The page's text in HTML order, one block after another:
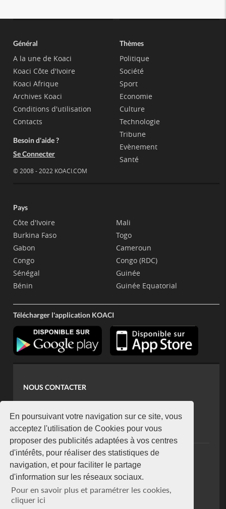
En poursuivant votre navigation sur ce site, vous
acceptez l'utilisation de Cookies pour vous
proposer des publicités adaptées à vos centres
d'intérêts, pour réaliser des statistiques de
navigation, et pour faciliter le partage
d'information sur les réseaux sociaux.
Pour en savoir plus et paramétrer les cookies,
cliquer ici
Général
A la une de Koaci
Koaci Côte d'Ivoire
Koaci Afrique
Archives Koaci
Conditions d'utilisation
Contacts
Besoin d'aide ?
Se Connecter
© 2008 - 2022 KOACI.COM
Thèmes
Politique
Société
Sport
Economie
Culture
Technologie
Tribune
Evènement
Santé
Pays
Côte d'Ivoire
Burkina Faso
Gabon
Congo
Sénégal
Bénin
Mali
Togo
Cameroun
Congo (RDC)
Guinée
Guinée Equatorial
Télécharger l'application KOACI
NOUS CONTACTER
koaci@yahoo.fr
+225 07 08 85 52 93
NEWSLETTER
Restez connecté via notre newsletter
S'abonner
Se désabonner